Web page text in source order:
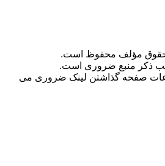
ذکر منبع ضروری است.
صفحه گذاشتن لینک ضروری می